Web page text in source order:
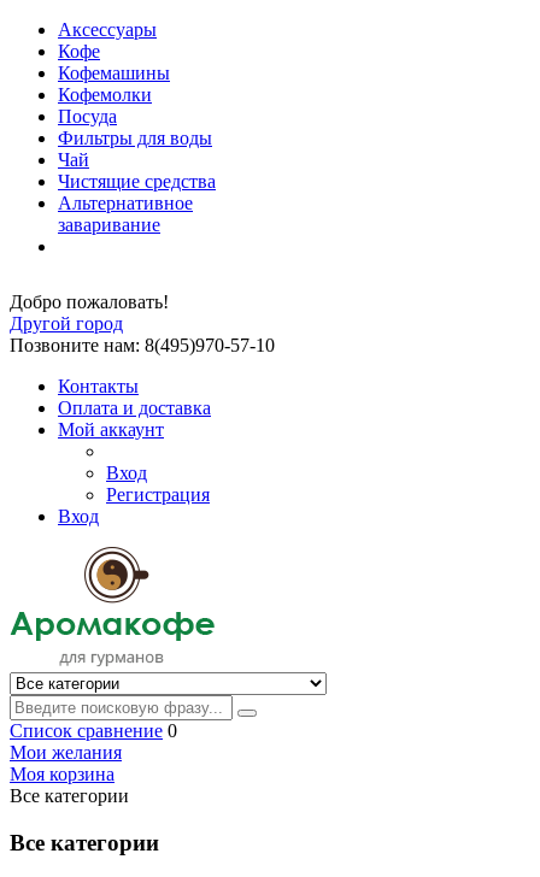
Аксессуары
Кофе
Кофемашины
Кофемолки
Посуда
Фильтры для воды
Чай
Чистящие средства
Альтернативное
заваривание
Добро пожаловать!
Другой город
Позвоните нам: 8(495)970-57-10
Контакты
Оплата и доставка
Мой аккаунт
Вход
Регистрация
Вход
Список сравнение 0
Мои желания
Моя корзина
Все категории
Все категории